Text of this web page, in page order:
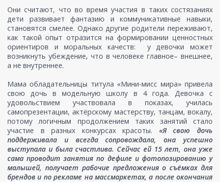
Они считают, что во время участия в таких состязаниях
дети развивает фантазию и коммуникативные навыки,
становятся смелее. Однако другие родители переживают,
как такой опыт отразится на формировании ценностных
ориентиров и моральных качеств: у девочки может
возникнуть убеждение, что в человеке главное– внешнее,
а не внутреннее.
Мама обладательницы титула «Мини-мисс мира» привела
свою дочь в модельную школу в 4 года. Девочка с
удовольствием участвовала в показах, училась
самопрезентации, актёрскому мастерству, танцам, вокалу,
потому логичным продолжением таких занятий стало
участие в разных конкурсах красоты. «Я свою дочь
поддерживала и всегда сопровождала, она успешно
выступала и была счастлива. Сейчас ей 15 лет, она уже
сама проводит занятия по дефиле и фотопозированию у
малышей, получает рабочие предложения о съёмках для
брендов и по рекламе на массмаркетах, а после окончания